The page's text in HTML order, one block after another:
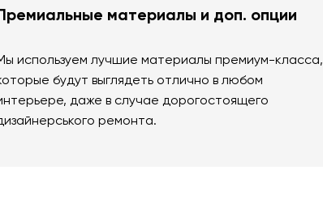
материалы и доп. опции
используем лучшие материалы премиум-класса,
будут выглядеть отлично в любом
даже в случае дорогостоящего
ремонта.